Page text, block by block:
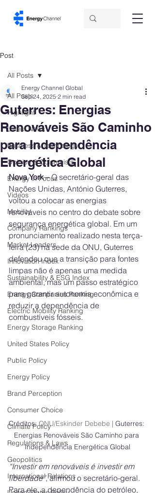
Post
All Posts
Highlight
Latest News
Business & Technology
Opinion & Columnists
Energy in Focus
Videos
Mobility
Company Rankings
Market Leaders
Innovation Index
Sustainability & ESG Index
Energy Companies Ranking
Electric Mobility Ranking
Energy Storage Ranking
United States Policy
Public Policy
Energy Policy
Brand Perception
Consumer Choice
Climate Policy
Regulations & Laws
Geopolitics
International Relations
All Posts
Guterres: Energias
Renováveis São Caminho
para Independência
Energética Global
Energy Channel Global
Sep 24, 2025 2 min read
Nova York – O secretário-geral das
Nações Unidas, António Guterres,
voltou a colocar as energias
renováveis no centro do debate sobre
segurança energética global. Em um
pronunciamento realizado nesta terça-
feira (23) na sede da ONU, Guterres
defendeu que a transição para fontes
limpas não é apenas uma medida
ambiental, mas um passo estratégico
para garantir autonomia econômica e
reduzir a dependência de
combustíveis fósseis.
Créditos: ONU/Eskinder Debebe | Guterres:
Energias Renováveis São Caminho para
Independência Energética Global
“Investir em renováveis é investir em
liberdade”, afirmou o secretário-geral.
Para ele, a dependência do petróleo,